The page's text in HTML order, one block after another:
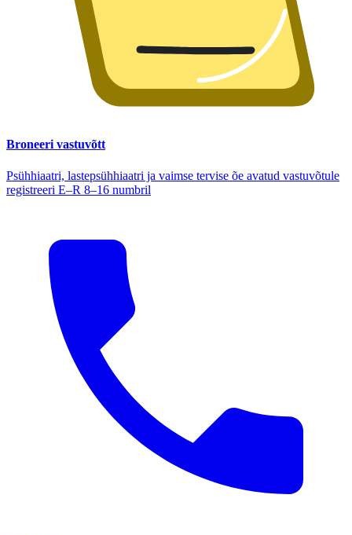
Broneeri vastuvõtt
Psühhiaatri, lastepsühhiaatri ja vaimse tervise õe avatud vastuvõtule
registreeri E–R 8–16 numbril